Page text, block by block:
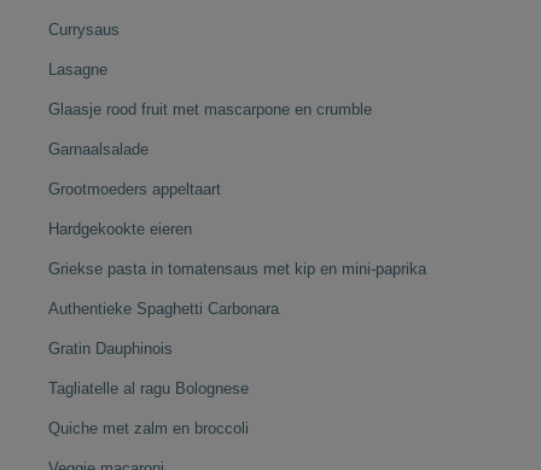
Currysaus
Lasagne
Glaasje rood fruit met mascarpone en crumble
Garnaalsalade
Grootmoeders appeltaart
Hardgekookte eieren
Griekse pasta in tomatensaus met kip en mini-paprika
Authentieke Spaghetti Carbonara
Gratin Dauphinois
Tagliatelle al ragu Bolognese
Quiche met zalm en broccoli